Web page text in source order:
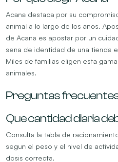
Acana destaca por su
animal a lo largo de los anos.
de Acana es apostar por un
sena de identidad de una tienda
Miles de familias eligen esta
animales.
Preguntas
Que cantidad diaria
Consulta la tabla de
segun el peso y el nivel de
dosis correcta.